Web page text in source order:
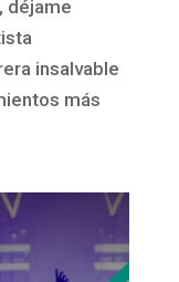
déjame
insalvable
más